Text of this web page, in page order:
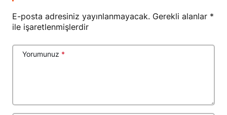
E-posta adresiniz yayınlanmayacak. Gerekli alanlar *
ile işaretlenmişlerdir
Yorumunuz *